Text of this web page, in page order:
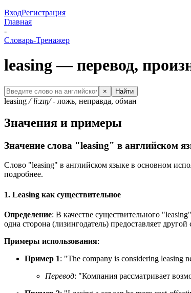
ВходРегистрация
Главная
-
Словарь-Тренажер
leasing — перевод,
× Найти
leasing /ˈliːzɪŋ/- ложь, неправда, обман
Значения и примеры
Значение слова "leasing" в английском
Слово "leasing" в английском языке в основном
подробнее.
1. Leasing как существительное
Определение: В качестве существительного
одна сторона (лизингодатель) предоставляет
Примеры использования:
Пример 1: "The company is considering leasing
Перевод: "Компания рассматривает